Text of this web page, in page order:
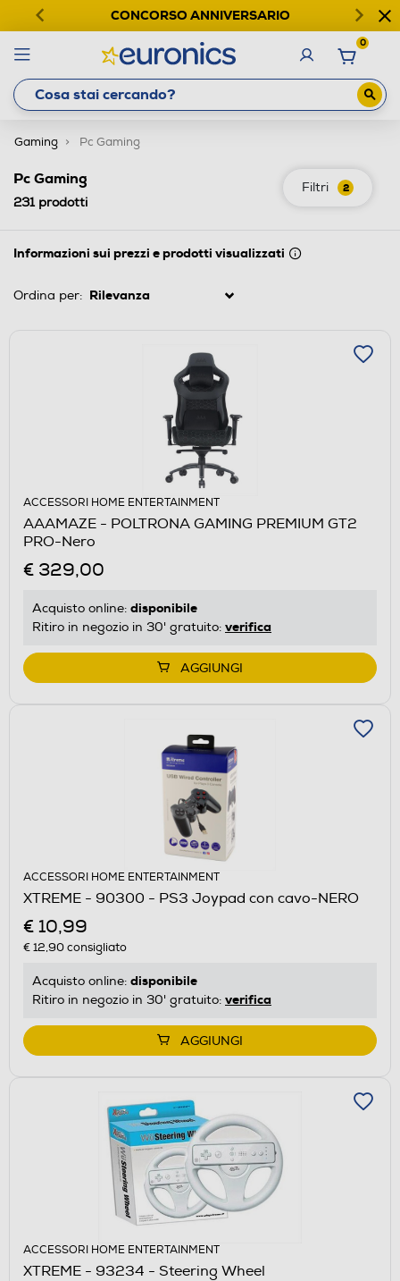
CONCORSO ANNIVERSARIO
0
Gaming Pc Gaming
Filtri 2
Pc Gaming
231prodotti
Informazioni sui prezzi e prodotti visualizzati
Ordina per:
ACCESSORI HOME ENTERTAINMENT
AAAMAZE - POLTRONA GAMING PREMIUM GT2
PRO-Nero
€ 329,00
Acquisto online: disponibile
Ritiro in negozio in 30' gratuito: verifica
AGGIUNGI
ACCESSORI HOME ENTERTAINMENT
XTREME - 90300 - PS3 Joypad con cavo-NERO
€ 10,99
€ 12,90consigliato
Acquisto online: disponibile
Ritiro in negozio in 30' gratuito: verifica
AGGIUNGI
ACCESSORI HOME ENTERTAINMENT
XTREME - 93234 - Steering Wheel